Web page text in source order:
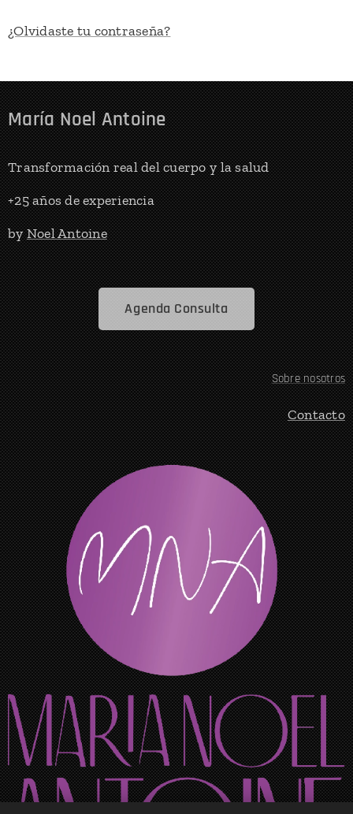
¿Olvidaste tu contraseña?
María Noel Antoine
Transformación real del cuerpo y la salud
+25 años de experiencia
byNoel Antoine
Agenda Consulta
Sobre nosotros
Contacto